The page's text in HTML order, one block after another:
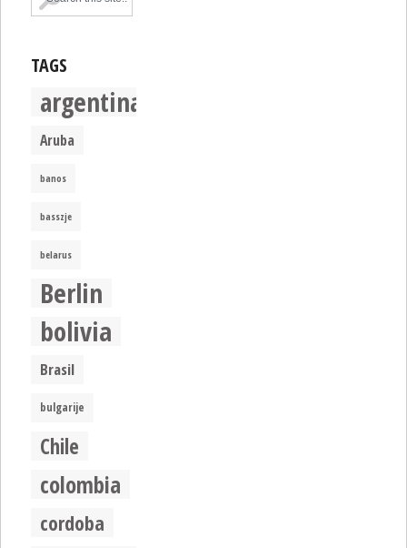
TAGS
argentina
Aruba
banos
basszje
belarus
Berlin
bolivia
Brasil
bulgarije
Chile
colombia
cordoba